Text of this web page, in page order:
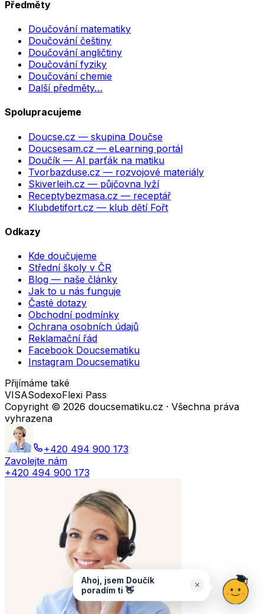
Předměty
Doučování matematiky
Doučování češtiny
Doučování angličtiny
Doučování fyziky
Doučování chemie
Další předměty…
Spolupracujeme
Doucse.cz — skupina Doučse
Doucsesam.cz — eLearning portál
Doučík — AI parťák na matiku
Tvorbazduse.cz — rozvojové materiály
Skiverleih.cz — půjčovna lyží
Receptybezmasa.cz — receptář
Klubdetifort.cz — klub dětí Fořt
Odkazy
Kde doučujeme
Střední školy v ČR
Blog — naše články
Jak to u nás funguje
Časté dotazy
Obchodní podmínky
Ochrana osobních údajů
Reklamační řád
Facebook Doucsematiku
Instagram Doucsematiku
Přijímáme také
VISASodexoFlexi Pass
Copyright © 2026 doucsematiku.cz · Všechna práva
vyhrazena
+420 494 900 173
Zavolejte nám
+420 494 900 173
Ahoj, jsem Doučík
poradím ti 👋
×